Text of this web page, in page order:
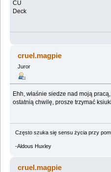
CU
Deck
cruel.magpie
Juror
Ehh, właśnie siedze nad moją
ostatnią chwilę, prosze trzymać
Często szuka się sensu życia przy
-Aldous Huxley
cruel.magpie